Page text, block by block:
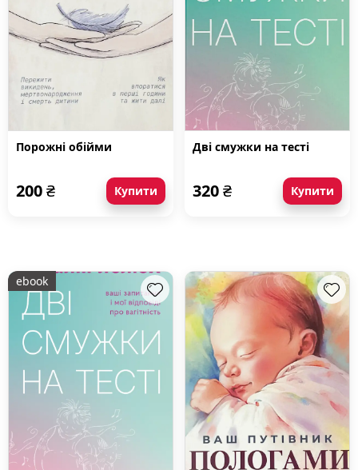
Порожні обійми
200₴ Купити
Дві смужки на тесті
320₴ Купити
ebook